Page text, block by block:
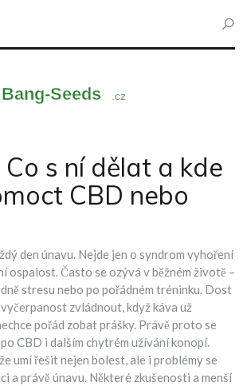
s ní dělat a kde
CBD nebo
den únavu. Nejde jen o syndrom vyhoření
ospalost. Často se ozývá v běžném životě –
stresu nebo po pořádném tréninku. Dost
zvládnout, když káva už
pořád zobat prášky. Právě proto se
CBD i dalším chytrém užívání konopí.
umí řešit nejen bolest, ale i problémy se
a právě únavu. Některé zkušenosti a menší